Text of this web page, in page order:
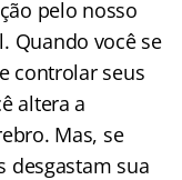
pelo nosso
Quando você se
controlar seus
altera a
Mas, se
desgastam sua